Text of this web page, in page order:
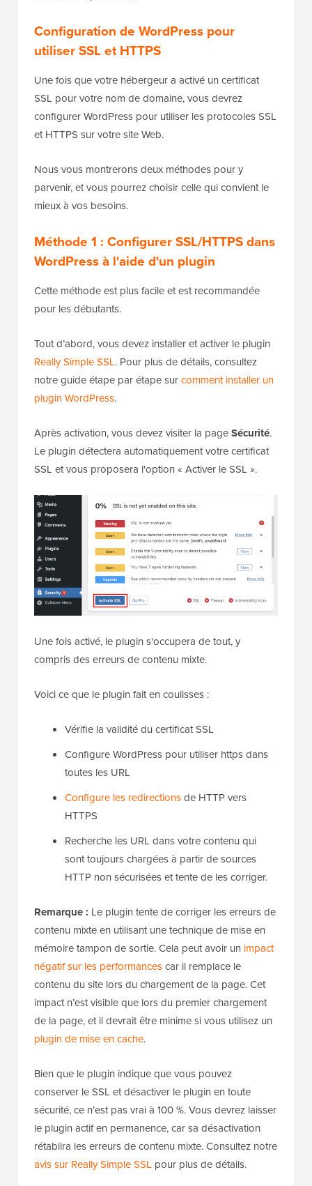
Configuration de WordPress pour
utiliser SSL et HTTPS
Une fois que votre hébergeur a activé un certificat
SSL pour votre nom de domaine, vous devrez
configurer WordPress pour utiliser les protocoles SSL
et HTTPS sur votre site Web.
Nous vous montrerons deux méthodes pour y
parvenir, et vous pourrez choisir celle qui convient le
mieux à vos besoins.
Méthode 1 : Configurer SSL/HTTPS dans
WordPress à l'aide d'un plugin
Cette méthode est plus facile et est recommandée
pour les débutants.
Tout d’abord, vous devez installer et activer le plugin
Really Simple SSL. Pour plus de détails, consultez
notre guide étape par étape surcomment installer un
plugin WordPress.
Après activation, vous devez visiter la pageSécurité.
Le plugin détectera automatiquement votre certificat
SSL et vous proposera l'option « Activer le SSL ».
Une fois activé, le plugin s'occupera de tout, y
compris des erreurs de contenu mixte.
Voici ce que le plugin fait en coulisses :
Vérifie la validité du certificat SSL
Configure WordPress pour utiliser https dans
toutes les URL
Configure les redirectionsde HTTP vers
HTTPS
Recherche les URL dans votre contenu qui
sont toujours chargées à partir de sources
HTTP non sécurisées et tente de les corriger.
Remarque : Le plugin tente de corriger les erreurs de
contenu mixte en utilisant une technique de mise en
mémoire tampon de sortie. Cela peut avoir un impact
négatif sur les performancescar il remplace le
contenu du site lors du chargement de la page. Cet
impact n’est visible que lors du premier chargement
de la page, et il devrait être minime si vous utilisez un
plugin de mise en cache.
Bien que le plugin indique que vous pouvez
conserver le SSL et désactiver le plugin en toute
sécurité, ce n’est pas vrai à 100 %. Vous devrez laisser
le plugin actif en permanence, car sa désactivation
rétablira les erreurs de contenu mixte. Consultez notre
avis sur Really Simple SSL pour plus de détails.